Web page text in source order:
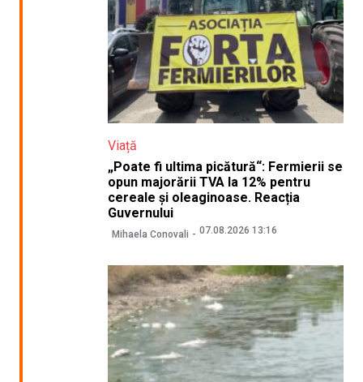
Viață
„Poate fi ultima picătură“: Fermierii se
opun majorării TVA la 12% pentru
cereale și oleaginoase. Reacția
Guvernului
Mihaela Conovali 07.08.2026 13:16